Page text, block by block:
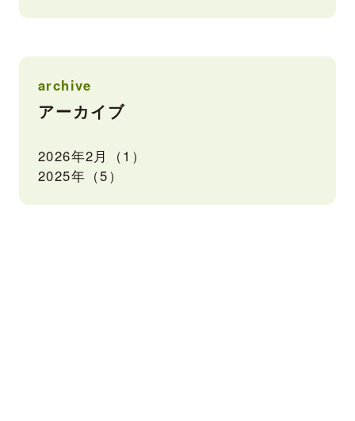
archive
アーカイブ
2026年2月（1）
2025年（5）